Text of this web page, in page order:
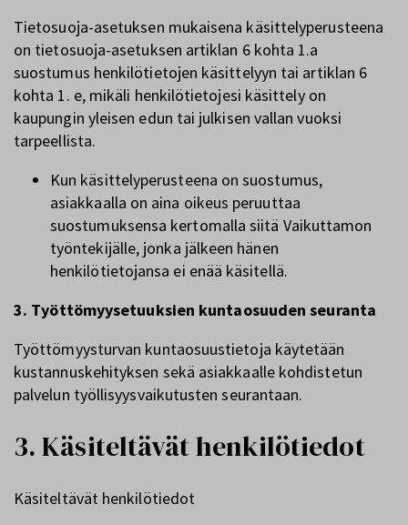
Tietosuoja-asetuksen mukaisena käsittelyperusteena
on tietosuoja-asetuksen artiklan 6 kohta 1.a
suostumus henkilötietojen käsittelyyn tai artiklan 6
kohta 1. e, mikäli henkilötietojesi käsittely on
kaupungin yleisen edun tai julkisen vallan vuoksi
tarpeellista.
Kun käsittelyperusteena on suostumus,
asiakkaalla on aina oikeus peruuttaa
suostumuksensa kertomalla siitä Vaikuttamon
työntekijälle, jonka jälkeen hänen
henkilötietojansa ei enää käsitellä.
3. Työttömyysetuuksien kuntaosuuden seuranta
Työttömyysturvan kuntaosuustietoja käytetään
kustannuskehityksen sekä asiakkaalle kohdistetun
palvelun työllisyysvaikutusten seurantaan.
3. Käsiteltävät henkilötiedot
Käsiteltävät henkilötiedot